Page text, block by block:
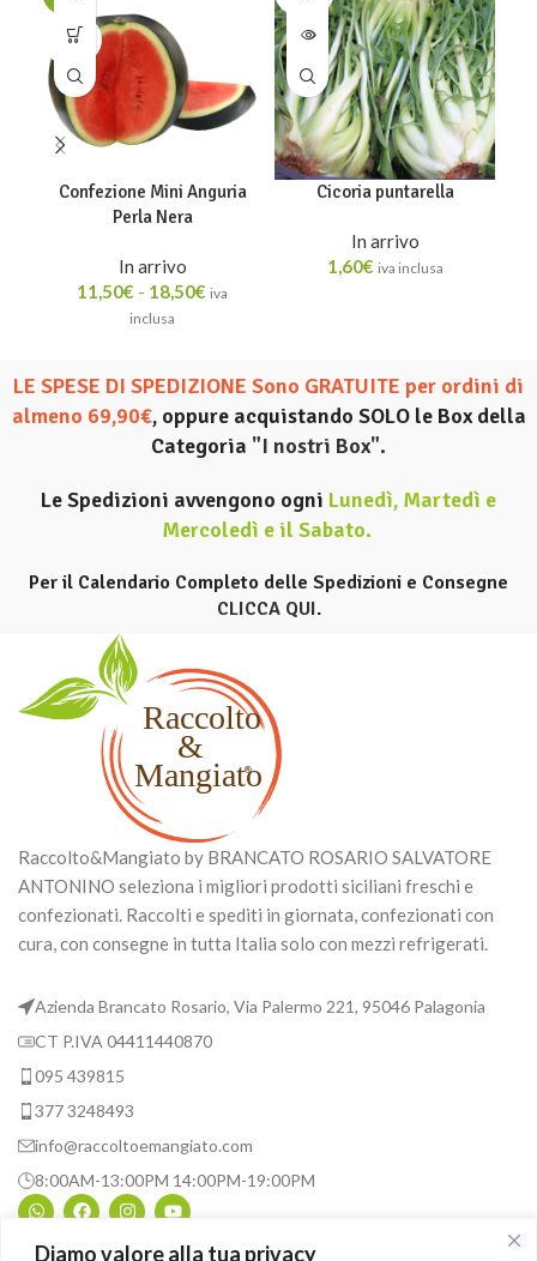
Diamo valore alla tua privacy
SOLD
OUT
Confezione Mini Anguria
Perla Nera
In arrivo
11,50€ - 18,50€ iva
inclusa
Cicoria puntarella
In arrivo
1,60€ iva inclusa
LE SPESE DI SPEDIZIONE Sono GRATUITE per ordini di
almeno 69,90€, oppure acquistando SOLO le Box della
Categoria "I nostri Box".
Le Spedizioni avvengono ogni Lunedì, Martedì e
Mercoledì e il Sabato.
Per il Calendario Completo delle Spedizioni e Consegne
CLICCA QUI.
Raccolto&Mangiato by BRANCATO ROSARIO SALVATORE
ANTONINO seleziona i migliori prodotti siciliani freschi e
confezionati. Raccolti e spediti in giornata, confezionati con
cura, con consegne in tutta Italia solo con mezzi refrigerati.
Azienda Brancato Rosario, Via Palermo 221, 95046 Palagonia
CT P.IVA 04411440870
095 439815
377 3248493
info@raccoltoemangiato.com
8:00AM-13:00PM 14:00PM-19:00PM